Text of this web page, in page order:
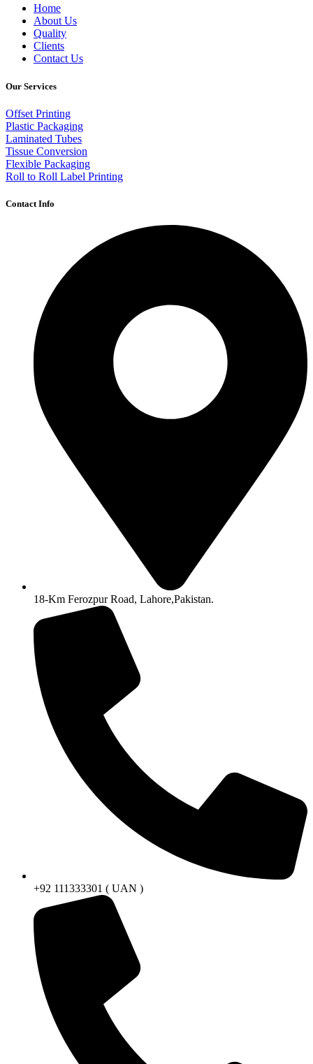
Home
About Us
Quality
Clients
Contact Us
Our Services
Offset Printing
Plastic Packaging
Laminated Tubes
Tissue Conversion
Flexible Packaging
Roll to Roll Label Printing
Contact Info
18-Km Ferozpur Road, Lahore,Pakistan.
+92 111333301 ( UAN )